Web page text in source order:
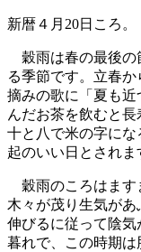
新暦４月20日ころ。
穀雨は春の最後の
る季節です。立春
摘みの歌に「夏も
んだお茶を飲むと
十と八で米の字に
起のいい日とされま
穀雨のころはます
木々が茂り生気が
伸びるに従って陰
暮れで、この時期